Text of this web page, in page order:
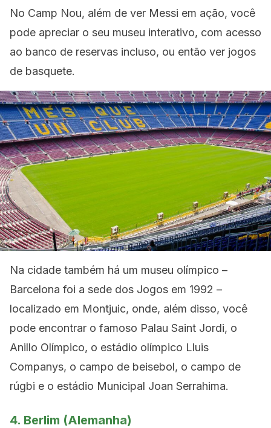
No Camp Nou, além de ver Messi em ação, você
pode apreciar o seu museu interativo, com acesso
ao banco de reservas incluso, ou então ver jogos
de basquete.
Na cidade também há um museu olímpico –
Barcelona foi a sede dos Jogos em 1992 –
localizado em Montjuic, onde, além disso, você
pode encontrar o famoso Palau Saint Jordi, o
Anillo Olímpico, o estádio olímpico Lluis
Companys, o campo de beisebol, o campo de
rúgbi e o estádio Municipal Joan Serrahima.
4. Berlim (Alemanha)